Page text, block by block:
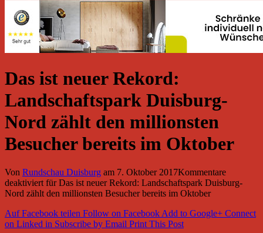
Das ist neuer Rekord:
Landschaftspark Duisburg-
Nord zählt den millionsten
Besucher bereits im Oktober
Von Rundschau Duisburg am 7. Oktober 2017Kommentare
deaktiviertfür Das ist neuer Rekord: Landschaftspark Duisburg-
Nord zählt den millionsten Besucher bereits im Oktober
Auf Facebook teilen Follow on FacebookAdd to Google+ Connect
on Linked in Subscribe by Email Print This Post